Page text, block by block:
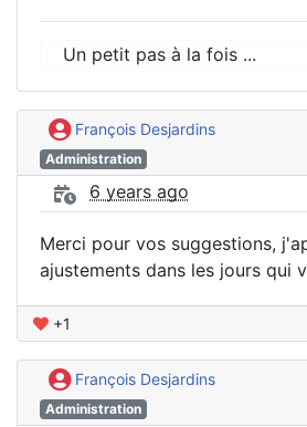
Un petit pas à la fois ...
François Desjardins
Administration
6 years ago
Merci pour vos suggestions,
ajustements dans les jours qui
+1
François Desjardins
Administration